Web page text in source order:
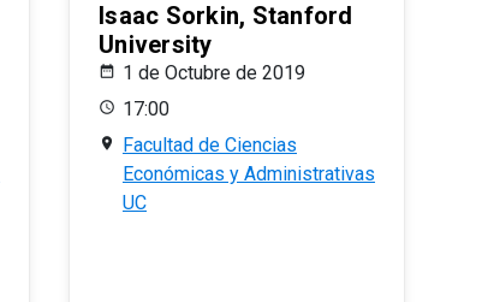
Isaac Sorkin, Stanford
University
1 de Octubre de 2019
17:00
Facultad de Ciencias
Económicas y Administrativas
UC